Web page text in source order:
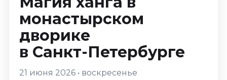
Январь 2027
Стендап
Август 2026
Сентябрь 2026
монастырском
дворике
в Санкт-Петербурге
21 июня 2026 • воскресенье